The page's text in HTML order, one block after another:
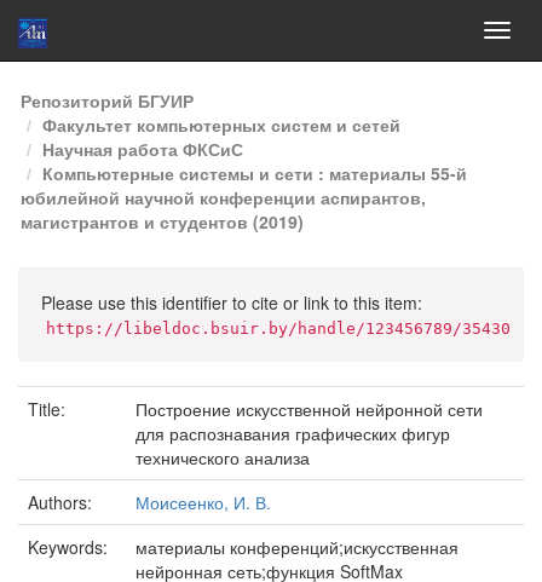
Skip
navigation
Репозиторий БГУИР
Факультет компьютерных систем и сетей
Научная работа ФКСиС
Компьютерные системы и сети : материалы 55-й
юбилейной научной конференции аспирантов,
магистрантов и студентов (2019)
Please use this identifier to cite or link to this item:
https://libeldoc.bsuir.by/handle/123456789/35430
Title:
Построение искусственной нейронной сети
для распознавания графических фигур
технического анализа
Authors:
Моисеенко, И. В.
Keywords:
материалы конференций;искусственная
нейронная сеть;функция SoftMax